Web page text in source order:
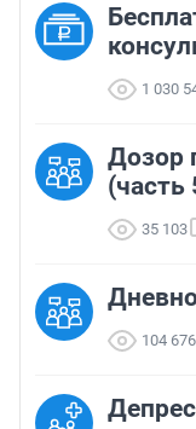
1 030
Дозор
(часть
35 103
104 676